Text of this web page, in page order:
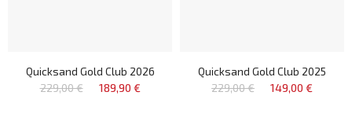
Quicksand Gold Club 2026
229,00 €
189,90 €
Quicksand Gold Club 2025
229,00 €
149,00 €